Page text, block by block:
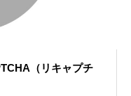
（リキャプチ